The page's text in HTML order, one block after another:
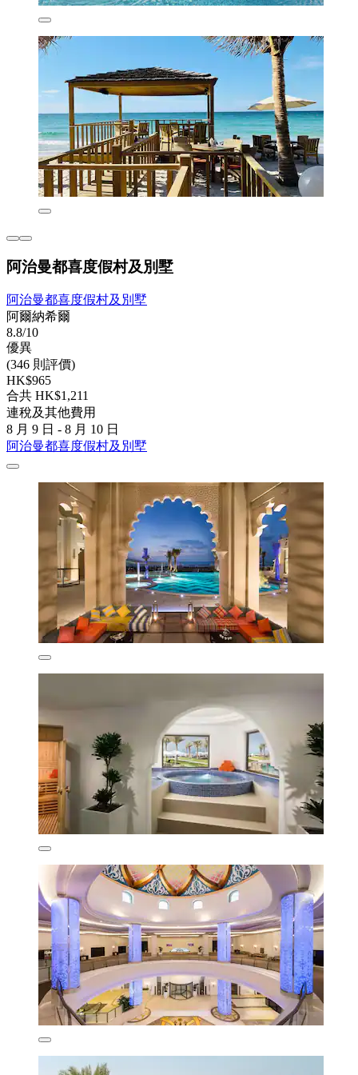
阿治曼都喜度假村及別墅
阿治曼都喜度假村及別墅
阿爾納希爾
8.8/10
優異
(346 則評價)
HK$965
合共 HK$1,211
連稅及其他費用
8 月 9 日 - 8 月 10 日
阿治曼都喜度假村及別墅